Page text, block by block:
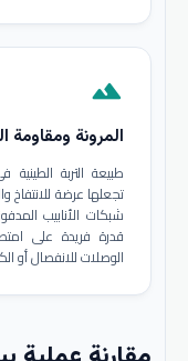
terrain
المرونة ومقاومة
طبيعة التربة
تجعلها عرضة
قدرة فريدة على
الوصلات للانفصال أو